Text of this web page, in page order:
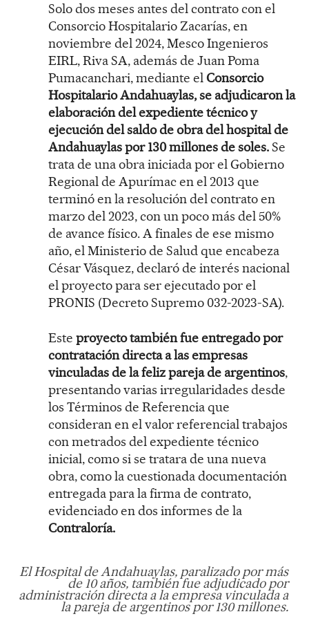
Solo dos meses antes del contrato con el
Consorcio Hospitalario Zacarías, en
noviembre del 2024, Mesco Ingenieros
EIRL, Riva SA, además de Juan Poma
Pumacanchari, mediante elConsorcio
Hospitalario Andahuaylas, se adjudicaron la
elaboración del expediente técnico y
ejecución del saldo de obra del hospital de
Andahuaylas por 130 millones de soles.Se
trata de una obra iniciada por el Gobierno
Regional de Apurímac en el 2013 que
terminó en la resolución del contrato en
marzo del 2023, con un poco más del 50%
de avance físico. A finales de ese mismo
año, el Ministerio de Salud que encabeza
César Vásquez, declaró de interés nacional
el proyecto para ser ejecutado por el
PRONIS (Decreto Supremo 032-2023-SA).
Este proyecto también fue entregado por
contratación directa a las empresas
vinculadas de la feliz pareja de argentinos,
presentando varias irregularidades desde
los Términos de Referencia que
consideran en el valor referencial trabajos
con metrados del expediente técnico
inicial, como si se tratara de una nueva
obra, como la cuestionada documentación
entregada para la firma de contrato,
evidenciado en dos informes de la
Contraloría.
El Hospital de Andahuaylas, paralizado por más
de 10 años, también fue adjudicado por
administración directa a la empresa vinculada a
la pareja de argentinos por 130 millones.